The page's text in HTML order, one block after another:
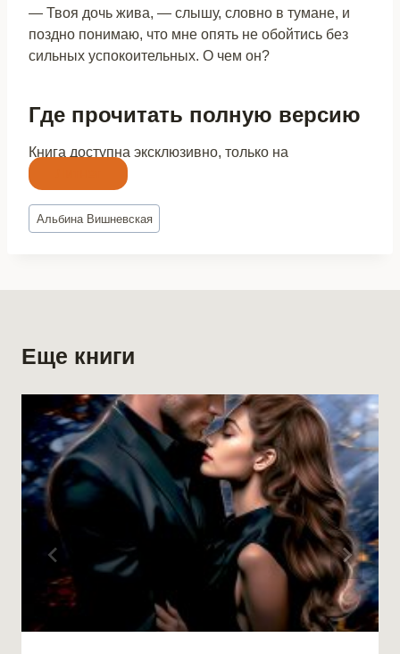
— Твоя дочь жива, — слышу, словно в тумане, и
поздно понимаю, что мне опять не обойтись без
сильных успокоительных. О чем он?
Где прочитать полную версию
Книга доступна эксклюзивно, только на
Метки
записи:
Альбина Вишневская
Еще книги